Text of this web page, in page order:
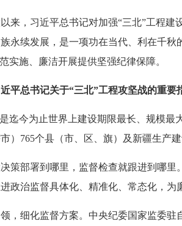
，习近平总书记对加强“三北”工程建
永续发展，是一项功在当代、利在千秋
实施、廉洁开展提供坚强纪律保障。
平总书记关于“三北”工程攻坚战的重要
今为止世界上建设期限最长、规模最
市）765个县（市、区、旗）及新疆生产
部署到哪里，监督检查就跟进到哪里
政治监督具体化、精准化、常态化，为
细化监督方案。中央纪委国家监委驻